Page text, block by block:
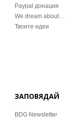
Paypal донация
We dream about…
Твоите идеи
ЗАПОВЯДАЙ
BDG Newsletter